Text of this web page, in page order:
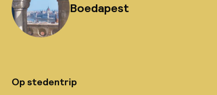
Boedapest
Op stedentrip